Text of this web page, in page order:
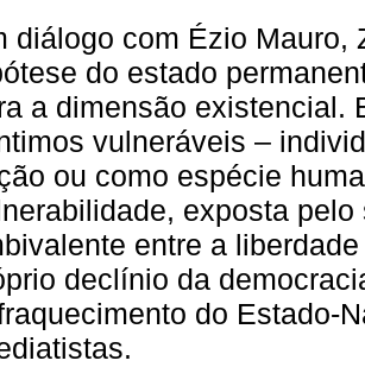
diálogo com Ézio Mauro,
do estado
a dimensão existencial.
vulneráveis –
ou como espécie
exposta
entre a
declínio da
do Estado-